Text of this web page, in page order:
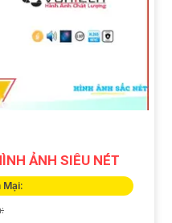
ẢNH SIÊU NÉT
Mại: